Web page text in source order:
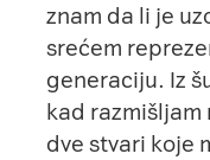
znam da li je
srećem
generaciju. Iz
kad razmišljam
dve stvari koje